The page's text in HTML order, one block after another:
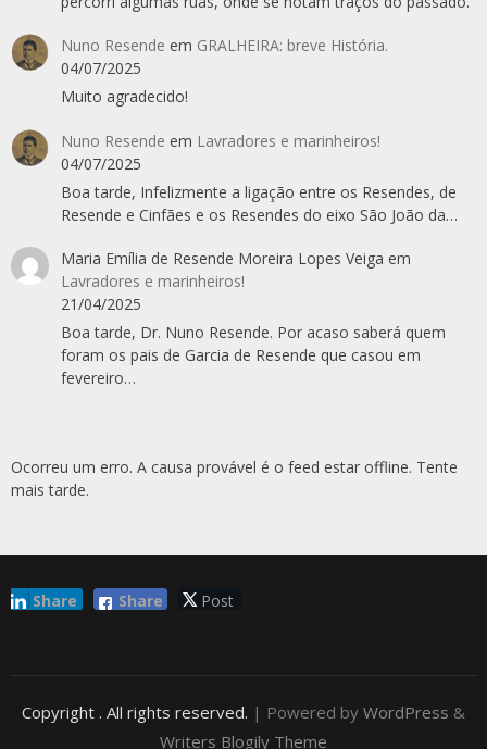
Nuno Resende em GRALHEIRA: breve História.
04/07/2025
Muito agradecido!
Nuno Resende em Lavradores e marinheiros!
04/07/2025
Boa tarde, Infelizmente a ligação entre os Resendes, de
Resende e Cinfães e os Resendes do eixo São João da…
Maria Emília de Resende Moreira Lopes Veiga em
Lavradores e marinheiros!
21/04/2025
Boa tarde, Dr. Nuno Resende. Por acaso saberá quem
foram os pais de Garcia de Resende que casou em
fevereiro…
Ocorreu um erro. A causa provável é o feed estar offline. Tente
mais tarde.
Share Post
Share
Copyright . All rights reserved. | Powered by WordPress &
Writers Blogily Theme